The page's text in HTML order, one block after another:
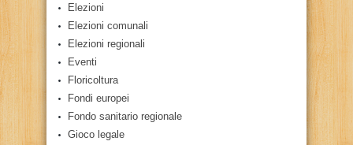
Elezioni
Elezioni comunali
Elezioni regionali
Eventi
Floricoltura
Fondi europei
Fondo sanitario regionale
Gioco legale